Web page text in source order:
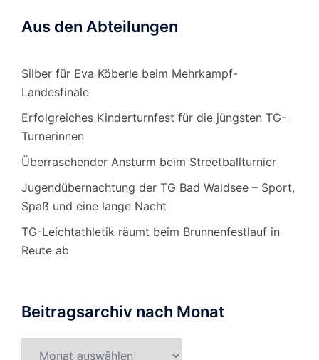
Aus den Abteilungen
Silber für Eva Köberle beim Mehrkampf-
Landesfinale
Erfolgreiches Kinderturnfest für die jüngsten TG-
Turnerinnen
Überraschender Ansturm beim Streetballturnier
Jugendübernachtung der TG Bad Waldsee – Sport,
Spaß und eine lange Nacht
TG-Leichtathletik räumt beim Brunnenfestlauf in
Reute ab
Beitragsarchiv nach Monat